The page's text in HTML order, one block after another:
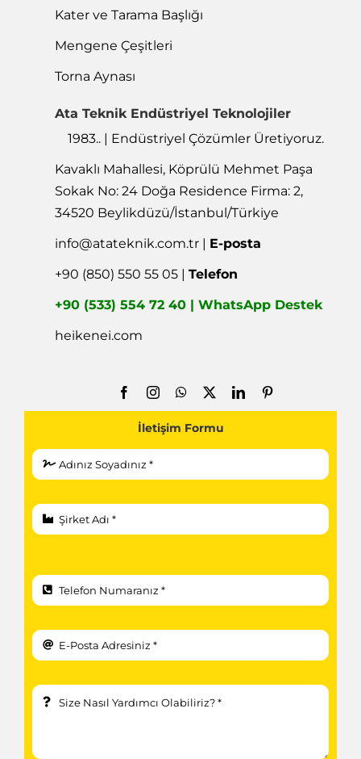
Kater ve Tarama Başlığı
Mengene Çeşitleri
Torna Aynası
Ata Teknik Endüstriyel Teknolojiler
1983.. | Endüstriyel Çözümler Üretiyoruz.
Kavaklı Mahallesi, Köprülü Mehmet Paşa
Sokak No: 24 Doğa Residence Firma: 2,
34520 Beylikdüzü/İstanbul/Türkiye
info@atateknik.com.tr | E-posta
+90 (850) 550 55 05 |Telefon
+90 (533) 554 72 40 | WhatsApp Destek
heikenei.com
İletişim Formu